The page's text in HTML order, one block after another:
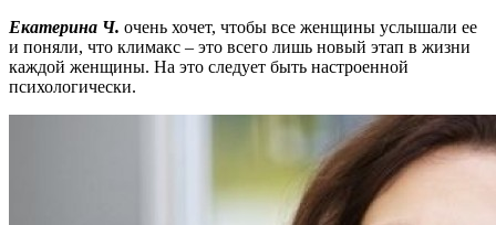
Екатерина Ч. очень хочет, чтобы все женщины услышали ее
и поняли, что климакс – это всего лишь новый этап в жизни
каждой женщины. На это следует быть настроенной
психологически.